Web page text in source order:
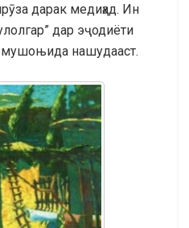
дарак медиҳад. Ин
дар эҷодиёти
мушоњида нашудааст.